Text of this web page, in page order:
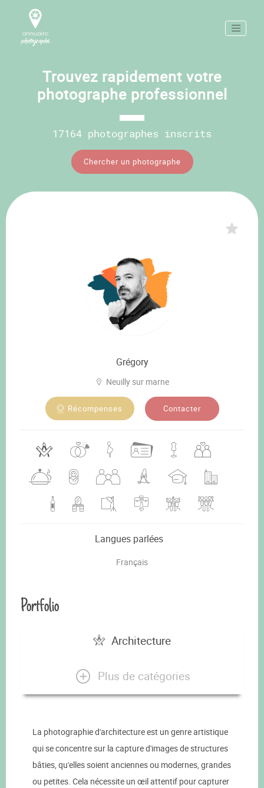
Trouvez rapidement votre
photographe professionnel
17164 photographes inscrits
Chercher un photographe
Grégory
Neuilly sur marne
Récompenses Contacter
Langues parlées
Français
Portfolio
Architecture
Plus de catégories
La photographie d'architecture est un genre artistique
qui se concentre sur la capture d'images de structures
bâties, qu'elles soient anciennes ou modernes, grandes
ou petites. Cela nécessite un œil attentif pour capturer